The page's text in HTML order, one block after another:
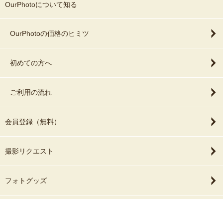
OurPhotoについて知る
OurPhotoの価格のヒミツ
初めての方へ
ご利用の流れ
会員登録（無料）
撮影リクエスト
フォトグッズ